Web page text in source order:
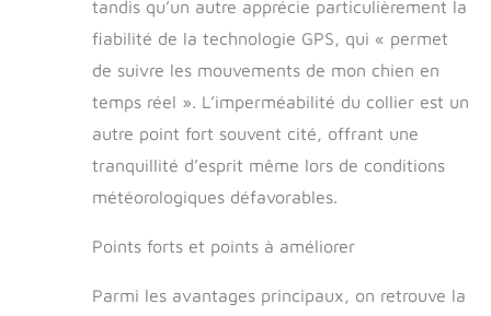
tandis qu’un autre apprécie particulièrement la
fiabilité de la technologie GPS, qui « permet
de suivre les mouvements de mon chien en
temps réel ». L’imperméabilité du collier est un
autre point fort souvent cité, offrant une
tranquillité d’esprit même lors de conditions
météorologiques défavorables.
Points forts et points à améliorer
Parmi les avantages principaux, on retrouve la